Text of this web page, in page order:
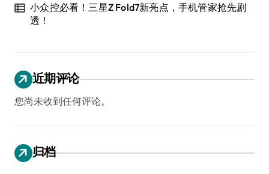
小众控必看！三星Z Fold7新亮点，手机管家抢先剧
透！
近期评论
您尚未收到任何评论。
归档